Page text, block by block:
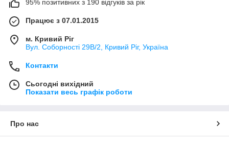
95% позитивних з 190 відгуків за рік
Працює з 07.01.2015
м. Кривий Ріг
Вул. Соборності 29В/2, Кривий Ріг, Україна
Контакти
Сьогодні вихідний
Показати весь графік роботи
Про нас